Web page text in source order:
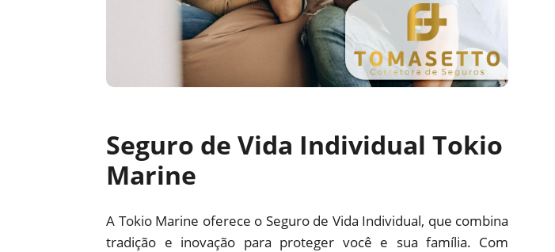
Seguro de Vida Individual Tokio
Marine
A Tokio Marine oferece o Seguro de Vida Individual, que combina
tradição e inovação para proteger você e sua família. Com